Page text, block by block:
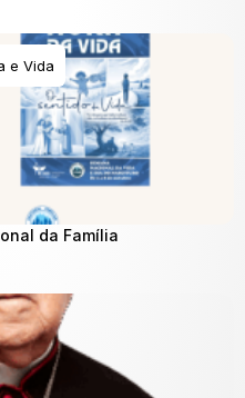
e Vida
da Família